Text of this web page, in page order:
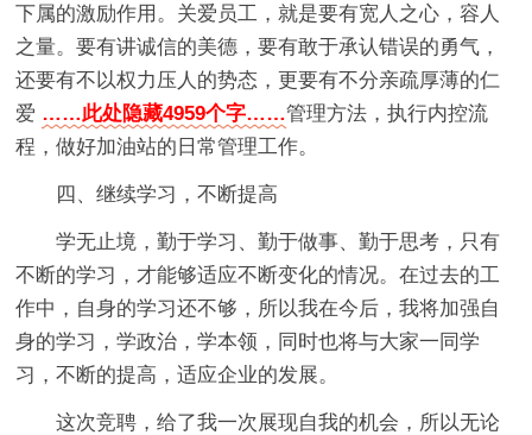
下属的激励作用。关爱员工，就是要有宽人之心，容人
之量。要有讲诚信的美德，要有敢于承认错误的勇气，
还要有不以权力压人的势态，更要有不分亲疏厚薄的仁
爱 ……此处隐藏4959个字……管理方法，执行内控流
程，做好加油站的日常管理工作。
四、继续学习，不断提高
学无止境，勤于学习、勤于做事、勤于思考，只有
不断的学习，才能够适应不断变化的情况。在过去的工
作中，自身的学习还不够，所以我在今后，我将加强自
身的学习，学政治，学本领，同时也将与大家一同学
习，不断的提高，适应企业的发展。
这次竞聘，给了我一次展现自我的机会，所以无论